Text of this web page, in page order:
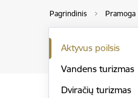
Pagrindinis Pramoga
Aktyvus poilsis
Vandens turizmas
Dviračių turizmas